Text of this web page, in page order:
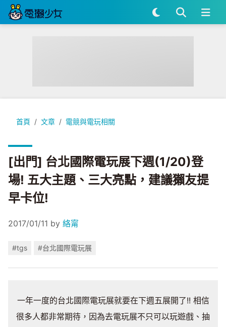
首頁 文章 電競與電玩相關
[出門] 台北國際電玩展下週(1/20)登場! 五大主題、三大亮點，
[出門] 台北國際電玩展下週(1/20)登
場! 五大主題、三大亮點，建議獺友提
早卡位!
2017/01/11 by 絡甯
#tgs #台北國際電玩展
一年一度的台北國際電玩展就要在下週五展開了!! 相信
很多人都非常期待，因為去電玩展不只可以玩遊戲、抽